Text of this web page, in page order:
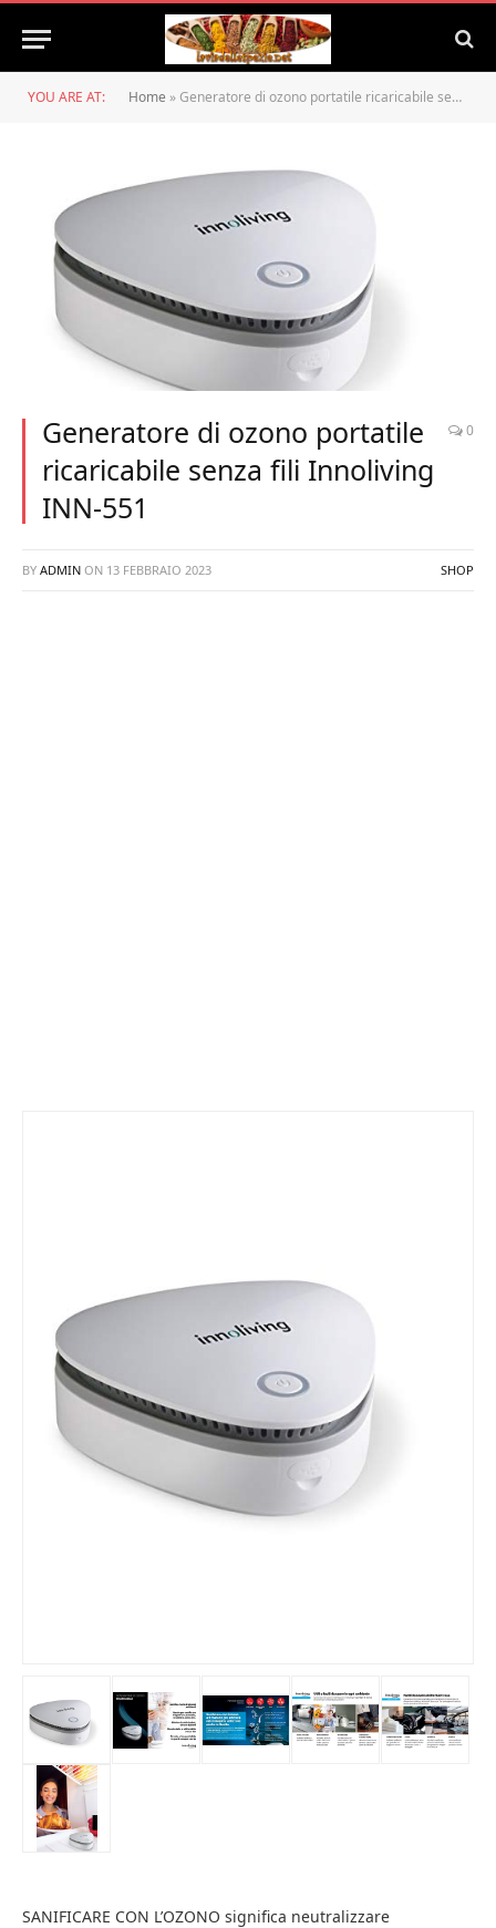
YOU ARE AT: Home » Generatore di ozono portatile ricaricabile senza fili Innoliving INN-551
Generatore di ozono portatile
ricaricabile senza fili Innoliving
INN-551
0
BY ADMIN ON 13 FEBBRAIO 2023 SHOP
SANIFICARE CON L’OZONO significa neutralizzare